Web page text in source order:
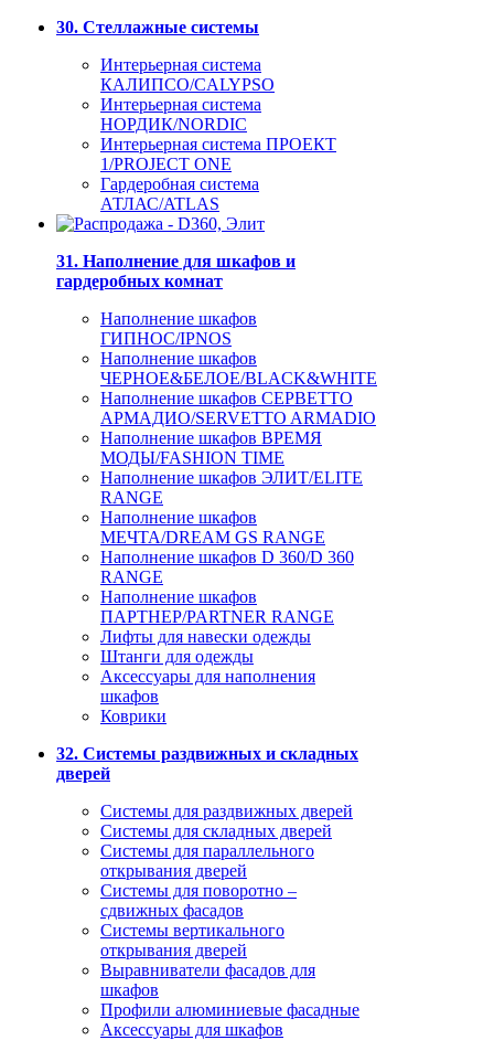
30. Стеллажные системы
Интерьерная система
КАЛИПСО/CALYPSO
Интерьерная система
НОРДИК/NORDIC
Интерьерная система ПРОЕКТ
1/PROJECT ONE
Гардеробная система
АТЛАС/ATLAS
31. Наполнение для шкафов и
гардеробных комнат
Наполнение шкафов
ГИПНОС/IPNOS
Наполнение шкафов
ЧЕРНОЕ&БЕЛОЕ/BLACK&WHITE
Наполнение шкафов СЕРВЕТТО
АРМАДИО/SERVETTO ARMADIO
Наполнение шкафов ВРЕМЯ
МОДЫ/FASHION TIME
Наполнение шкафов ЭЛИТ/ELITE
RANGE
Наполнение шкафов
МЕЧТА/DREAM GS RANGE
Наполнение шкафов D 360/D 360
RANGE
Наполнение шкафов
ПАРТНЕР/PARTNER RANGE
Лифты для навески одежды
Штанги для одежды
Аксессуары для наполнения
шкафов
Коврики
32. Системы раздвижных и складных
дверей
Системы для раздвижных дверей
Системы для складных дверей
Системы для параллельного
открывания дверей
Системы для поворотно –
сдвижных фасадов
Системы вертикального
открывания дверей
Выравниватели фасадов для
шкафов
Профили алюминиевые фасадные
Аксессуары для шкафов